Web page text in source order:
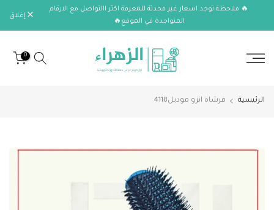
الانتقال🔥 ملاحظة توجد اسعار غير محدثة للمعرفة اكثر االتواصل مع الارقام
المتواجدة في الموقع🔥
إغلاق
0
الرئيسية فرشاة انزو موديل4118